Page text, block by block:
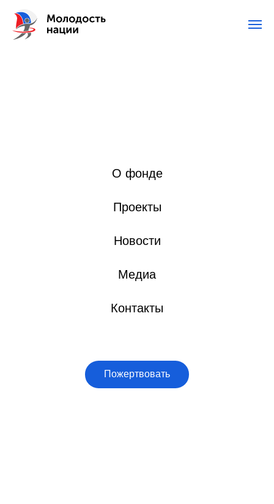
Пожертвовать
О фонде
Проекты
Медиа
Контакты
Новости